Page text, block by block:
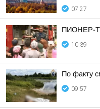
07:27
ПИОНЕР-
10:39
По факту
09:57